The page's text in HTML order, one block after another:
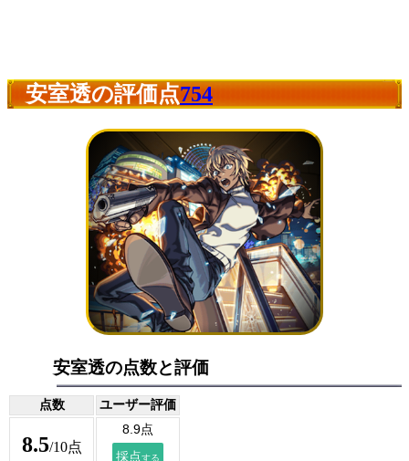
安室透の評価点754
安室透の点数と評価
点数 ユーザー評価
8.5/10点